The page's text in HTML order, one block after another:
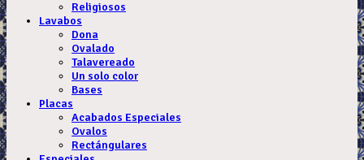
Religiosos
Lavabos
Dona
Ovalado
Talavereado
Un solo color
Bases
Placas
Acabados Especiales
Ovalos
Rectángulares